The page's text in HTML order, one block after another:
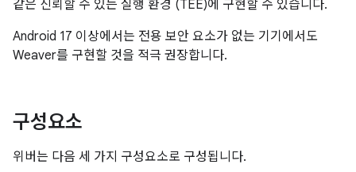
같은 신뢰할 수 있는 실행 환경 (TEE)에 구현할 수 있습니다.
Android 17 이상에서는 전용 보안 요소가 없는 기기에서도
Weaver를 구현할 것을 적극 권장합니다.
구성요소
위버는 다음 세 가지 구성요소로 구성됩니다.